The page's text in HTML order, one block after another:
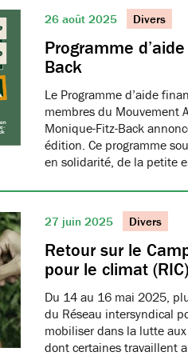
26 août 2025 Divers
Programme
Back
Le Programme d’aide
membres du Mouvement
Monique-Fitz-Back
édition. Ce programme
en solidarité, de la petite
27 juin 2025 Divers
Retour sur le
pour le climat (RIC)
Du 14 au 16 mai 2025,
du Réseau intersyndical
mobiliser dans la lutte
dont certaines travaillent